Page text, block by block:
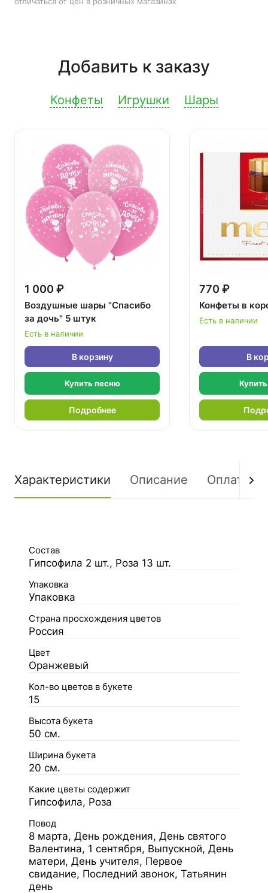
Добавить к заказу
Конфеты Игрушки Шары
1 000 ₽
Воздушные шары "Спасибо
за дочь" 5 штук
Есть в наличии
В корзину
Купить песню
Подробнее
770 ₽
Конфеты в
Есть в наличии
В
Характеристики Описание Оплата
Состав
Гипсофила 2 шт., Роза 13 шт.
Упаковка
Упаковка
Страна просхождения цветов
Россия
Цвет
Оранжевый
Кол-во цветов в букете
15
Высота букета
50 см.
Ширина букета
20 см.
Какие цветы содержит
Гипсофила, Роза
Повод
8 марта, День рождения, День святого
Валентина, 1 сентября, Выпускной, День
матери, День учителя, Первое
свидание, Последний звонок, Татьянин
день